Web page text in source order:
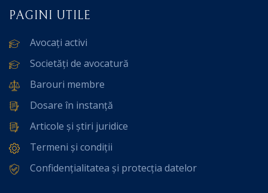
PAGINI UTILE
Avocați activi
Societăți de avocatură
Barouri membre
Dosare în instanță
Articole și știri juridice
Termeni și condiții
Confidențialitatea și protecția datelor